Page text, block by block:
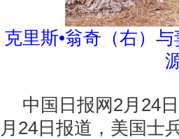
克里斯•翁奇（右）
中国日报网2月24
月24日报道，美国士